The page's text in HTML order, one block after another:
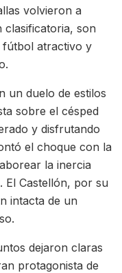
volvieron a
clasificatoria, son
fútbol atractivo y
un duelo de estilos
sobre el césped
y disfrutando
el choque con la
la inercia
El Castellón, por su
intacta de un
dejaron claras
protagonista de